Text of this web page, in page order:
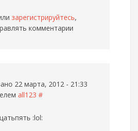
зарегистрируйтесь,
комментарии
22 марта, 2012 - 21:33
all123 #
:lol: